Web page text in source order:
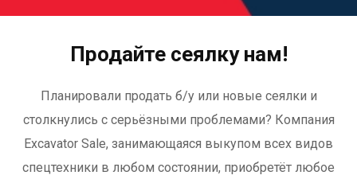
Продайте сеялку нам!
Планировали продать б/у или новые сеялки и
столкнулись с серьёзными проблемами? Компания
Excavator Sale, занимающаяся выкупом всех видов
спецтехники в любом состоянии, приобретёт любое